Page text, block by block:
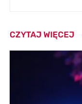
CZYTAJ WIĘCEJ